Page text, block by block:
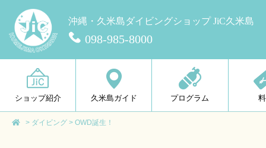
沖縄・久米島ダイビングショップ JiC久米島
098-985-8000
ショップ紹介 久米島ガイド プログラム
> ダイビング > OWD誕生！